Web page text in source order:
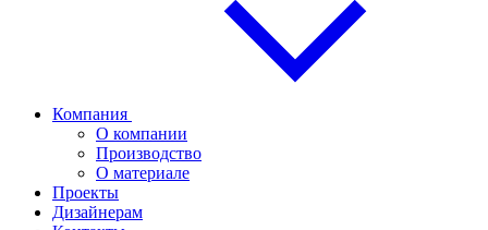
Компания
О компании
Производство
О материале
Проекты
Дизайнерам